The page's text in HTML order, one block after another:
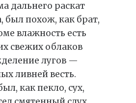
дальнего раскат
был похож, как брат,
влажность есть
свежих облаков
лугов —
ливней весть.
как пекло, сух,